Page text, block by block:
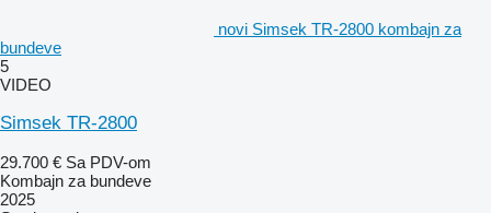
novi Simsek TR-2800 kombajn za
bundeve
5
VIDEO
Simsek TR-2800
29.700 € Sa PDV-om
Kombajn za bundeve
2025